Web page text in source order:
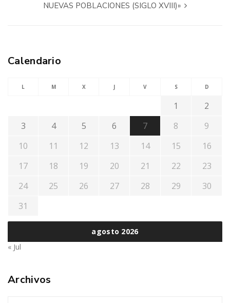
NUEVAS POBLACIONES (SIGLO XVIII)»
Calendario
agosto 2026
L M X J V S D
1
2
3
4 5 6 7 8
9
10
11 12 13 14 15
16
17
18 19 20 21 22
23
24
25 26 27 28 29
30
31
« Jul
Archivos